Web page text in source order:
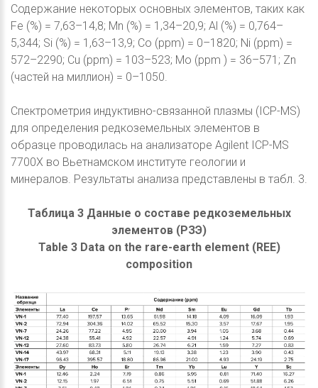
Содержание некоторых основных элементов, таких как
Fe (%) = 7,63–14,8; Mn (%) = 1,34–20,9; Al (%) = 0,764–
5,344; Si (%) = 1,63–13,9; Co (ppm) = 0–1820; Ni (ppm) =
572–2290; Cu (ppm) = 103–523; Mo (ppm ) = 36–571; Zn
(частей на миллион) = 0–1050.
Спектрометрия индуктивно-связанной плазмы (ICP-MS)
для определения редкоземельных элементов в
образце проводилась на анализаторе Agilent ICP-MS
7700X во Вьетнамском институте геологии и
минералов. Результаты анализа представлены в табл. 3.
Таблица 3 Данные о составе редкоземельных
элементов (РЗЭ)
Table 3 Data on the rare-earth element (REE)
composition